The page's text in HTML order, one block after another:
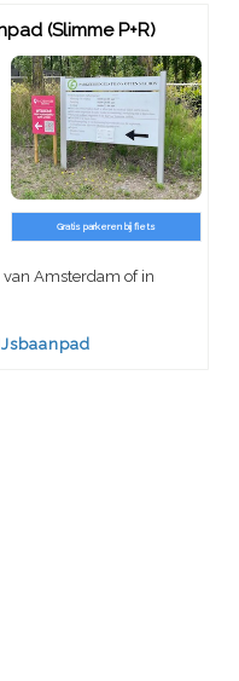
(Slimme P+R)
Gratis parkeren bij fiets
van Amsterdam of in